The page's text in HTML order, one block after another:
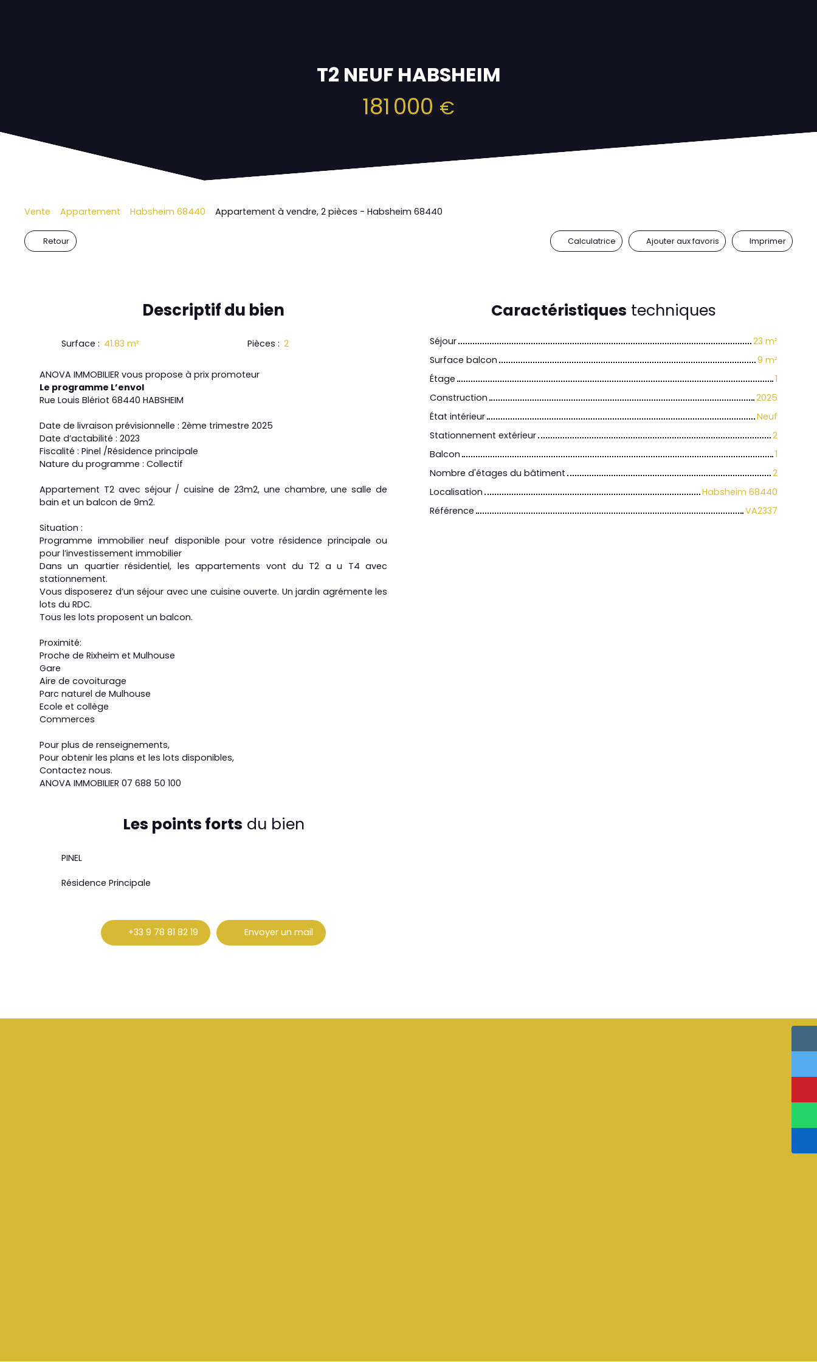
T2 NEUF HABSHEIM
181 000 €
Vente Appartement Habsheim 68440 Appartement à vendre, 2 pièces - Habsheim 68440
Retour Calculatrice Ajouter aux favoris Imprimer
Descriptifdu bien
Surface : 41.83 m² Pièces : 2
ANOVA IMMOBILIER vous propose à prix promoteur
Le programme L’envol
Rue Louis Blériot 68440 HABSHEIM
Date de livraison prévisionnelle : 2ème trimestre 2025
Date d’actabilité : 2023
Fiscalité : Pinel /Résidence principale
Nature du programme : Collectif
Appartement T2 avec séjour / cuisine de 23m2, une chambre, une salle de
bain et un balcon de 9m2.
Situation :
Programme immobilier neuf disponible pour votre résidence principale ou
pour l’investissement immobilier
Dans un quartier résidentiel, les appartements vont du T2 a u T4 avec
stationnement.
Vous disposerez d’un séjour avec une cuisine ouverte. Un jardin agrémente les
lots du RDC.
Tous les lots proposent un balcon.
Proximité:
Proche de Rixheim et Mulhouse
Gare
Aire de covoiturage
Parc naturel de Mulhouse
Ecole et collège
Commerces
Pour plus de renseignements,
Pour obtenir les plans et les lots disponibles,
Contactez nous.
ANOVA IMMOBILIER 07 688 50 100
Les points forts du bien
PINEL
Résidence Principale
+33 9 78 81 82 19 Envoyer un mail
Caractéristiques techniques
Séjour 23 m²
Surface balcon
9 m²
Étage
1
Construction
2025
État intérieur
Neuf
Stationnement extérieur
2
Balcon
1
Nombre d'étages du bâtiment
2
Localisation
Habsheim 68440
Référence
VA2337